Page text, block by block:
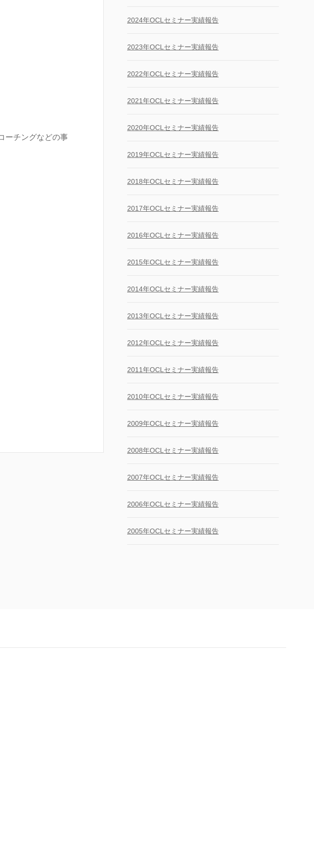
ーチングなどの事
2024年OCLセミナー実績報告
2023年OCLセミナー実績報告
2022年OCLセミナー実績報告
2021年OCLセミナー実績報告
2020年OCLセミナー実績報告
2019年OCLセミナー実績報告
2018年OCLセミナー実績報告
2017年OCLセミナー実績報告
2016年OCLセミナー実績報告
2015年OCLセミナー実績報告
2014年OCLセミナー実績報告
2013年OCLセミナー実績報告
2012年OCLセミナー実績報告
2011年OCLセミナー実績報告
2010年OCLセミナー実績報告
2009年OCLセミナー実績報告
2008年OCLセミナー実績報告
2007年OCLセミナー実績報告
2006年OCLセミナー実績報告
2005年OCLセミナー実績報告